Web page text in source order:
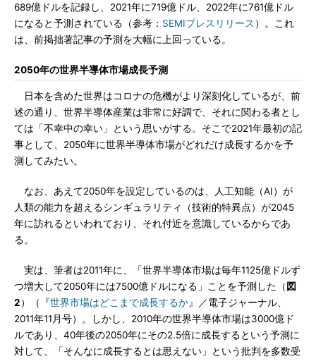
689億ドルを記録し、2021年に719億ドル、2022年に761億ドル
になると予測されている（参考： SEMIプレスリリース ）。これ
は、前掲拙著記事の予測を大幅に上回っている。
2050年の世界半導体市場成長予測
日本を含めた世界はコロナの危機がより深刻化しているが、前
述の通り、世界半導体産業は非常に好調で、それに関わる者とし
ては「不幸中の幸い」という思いがする。そこで2021年最初の記
事として、2050年に世界半導体市場がどれだけ成長するかを予
測してみたい。
なお、あえて2050年を設定しているのは、人工知能（AI）が
人類の能力を超えるシンギュラリティ（技術的特異点）が2045
年に訪れるといわれており、それ付近を意識しているからであ
る。
実は、筆者は2011年に、「世界半導体市場は毎年1125億ドルず
つ増大して2050年には7500億ドルになる」ことを予測した（ 図
2）（『世界市場はどこまで成長するか』／電子ジャーナル、
2011年11月号）。しかし、2010年の世界半導体市場は3000億ド
ルであり、40年後の2050年にその2.5倍に成長するという予測に
対して、「そんなに成長するとは思えない」という批判を多数受